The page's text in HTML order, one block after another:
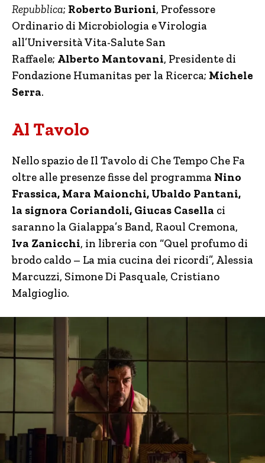
Repubblica; Roberto Burioni, Professore
Ordinario di Microbiologia e Virologia
all’Università Vita-Salute San
Raffaele; Alberto Mantovani, Presidente di
Fondazione Humanitas per la Ricerca; Michele
Serra.
Al Tavolo
Nello spazio de Il Tavolo di Che Tempo Che Fa
oltre alle presenze fisse del programma Nino
Frassica, Mara Maionchi, Ubaldo Pantani,
la signora Coriandoli, Giucas Casella ci
saranno la Gialappa’s Band, Raoul Cremona,
Iva Zanicchi, in libreria con “Quel profumo di
brodo caldo – La mia cucina dei ricordi”, Alessia
Marcuzzi, Simone Di Pasquale, Cristiano
Malgioglio.